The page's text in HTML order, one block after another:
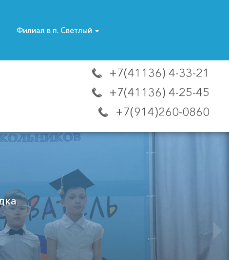
Филиал в п. Светлый
+7(41136) 4-33-21
+7(41136) 4-25-45
+7(914)260-0860